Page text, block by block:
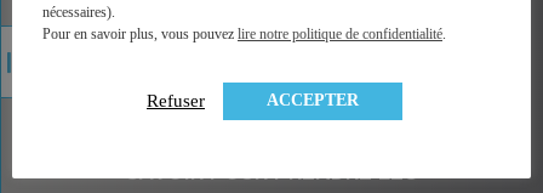
MINGZI existe pour éclairer votre route, pour vous
rendre le choix et la décision plus faciles et plus
sereins.
SAVOIR POUR PRENDRE LES
nécessaires).
Pour en savoir plus, vous pouvez lire notre politique de confidentialité
Refuser ACCEPTER